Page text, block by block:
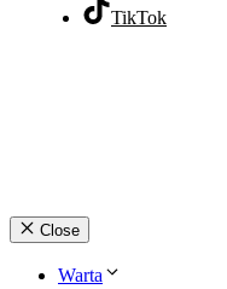
TikTok
Close
Warta